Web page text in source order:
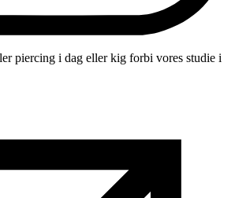
piercing i dag eller kig forbi vores studie i